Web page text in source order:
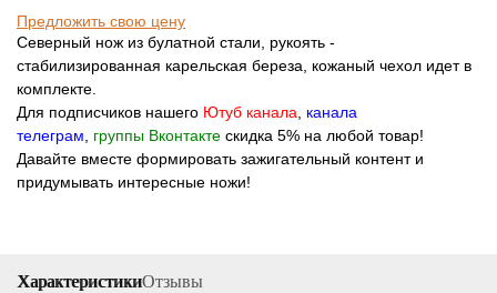
Предложить свою цену
Северный нож из булатной стали, рукоять -
стабилизированная карельская береза, кожаный чехол идет в
комплекте.
Для подписчиков нашего Ютуб канала
канала
телеграм
группы Вконтакте скидка 5% на любой товар!
Давайте вместе формировать зажигательный контент и
придумывать интересные ножи!
ХарактеристикиОтзывы